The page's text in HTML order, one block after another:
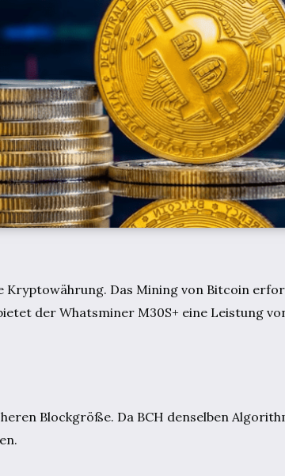
Das Mining von Bitcoin
der Whatsminer M30S+ eine Leistung
Blockgröße. Da BCH denselben